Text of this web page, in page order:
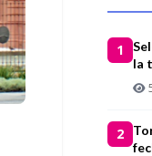
1
la
2